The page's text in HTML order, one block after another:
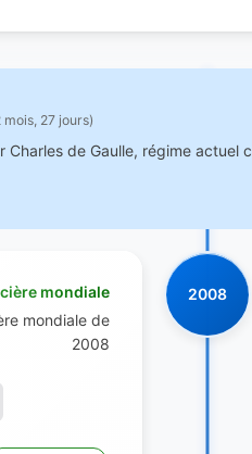
27 jours)
Charles de Gaulle, régime
2008
mondiale
mondiale de
2008